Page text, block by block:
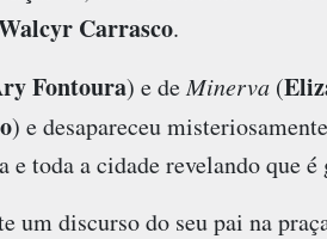
Carrasco.
Fontoura) e deMinerva(
) e desapareceu
toda a cidade revelando que é
um discurso do seu pai na